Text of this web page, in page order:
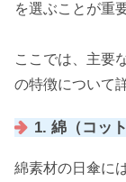
を選ぶことが重
ここでは、主要
の特徴について
1. 綿（コット
綿素材の日傘に